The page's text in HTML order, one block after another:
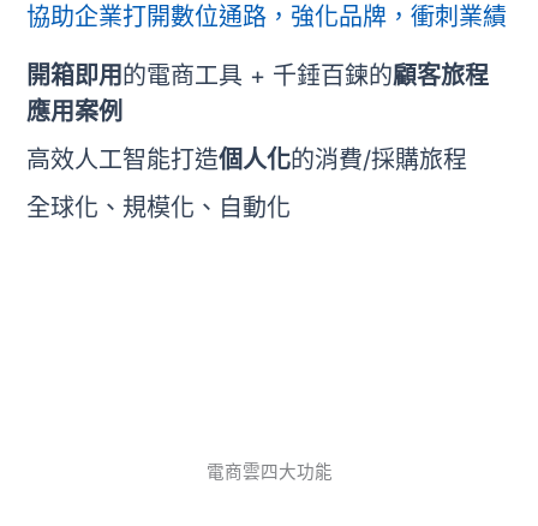
協助企業打開數位通路，強化品牌，衝刺業績
開箱即用的電商工具 + 千錘百鍊的顧客旅程
應用案例
高效人工智能打造個人化的消費/採購旅程
全球化、規模化、自動化
電商雲四大功能